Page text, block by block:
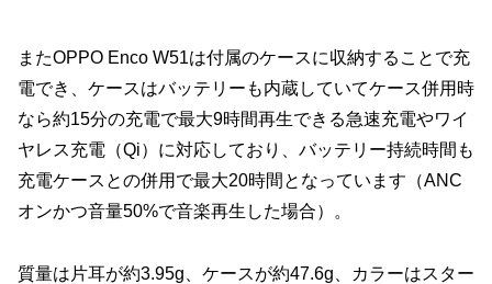
またOPPO Enco W51は付属のケースに収納することで充
電でき、ケースはバッテリーも内蔵していてケース併用時
なら約15分の充電で最大9時間再生できる急速充電やワイ
ヤレス充電（Qi）に対応しており、バッテリー持続時間も
充電ケースとの併用で最大20時間となっています（ANC
オンかつ音量50%で音楽再生した場合）。
質量は片耳が約3.95g、ケースが約47.6g、カラーはスター